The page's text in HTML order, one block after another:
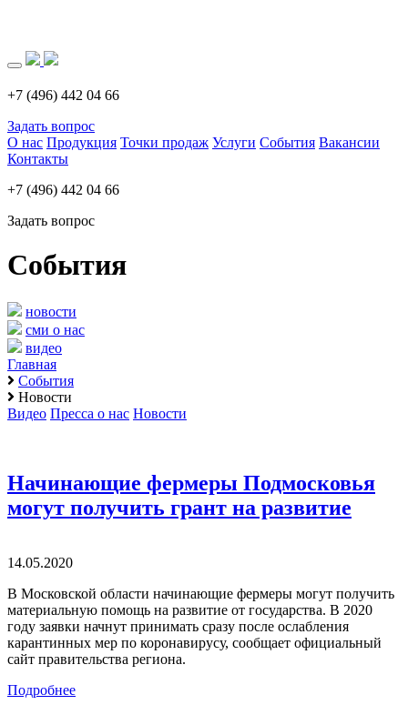
+7 (496) 442 04 66
Задать вопрос
О нас Продукция Точки продаж Услуги События Вакансии
Контакты
+7 (496) 442 04 66
Задать вопрос
События
новости
сми о нас
видео
Главная
События
Новости
Видео Пресса о нас Новости
Начинающие фермеры Подмосковья
могут получить грант на развитие
14.05.2020
В Московской области начинающие фермеры могут получить
материальную помощь на развитие от государства. В 2020
году заявки начнут принимать сразу после ослабления
карантинных мер по коронавирусу, сообщает официальный
сайт правительства региона.
Подробнее